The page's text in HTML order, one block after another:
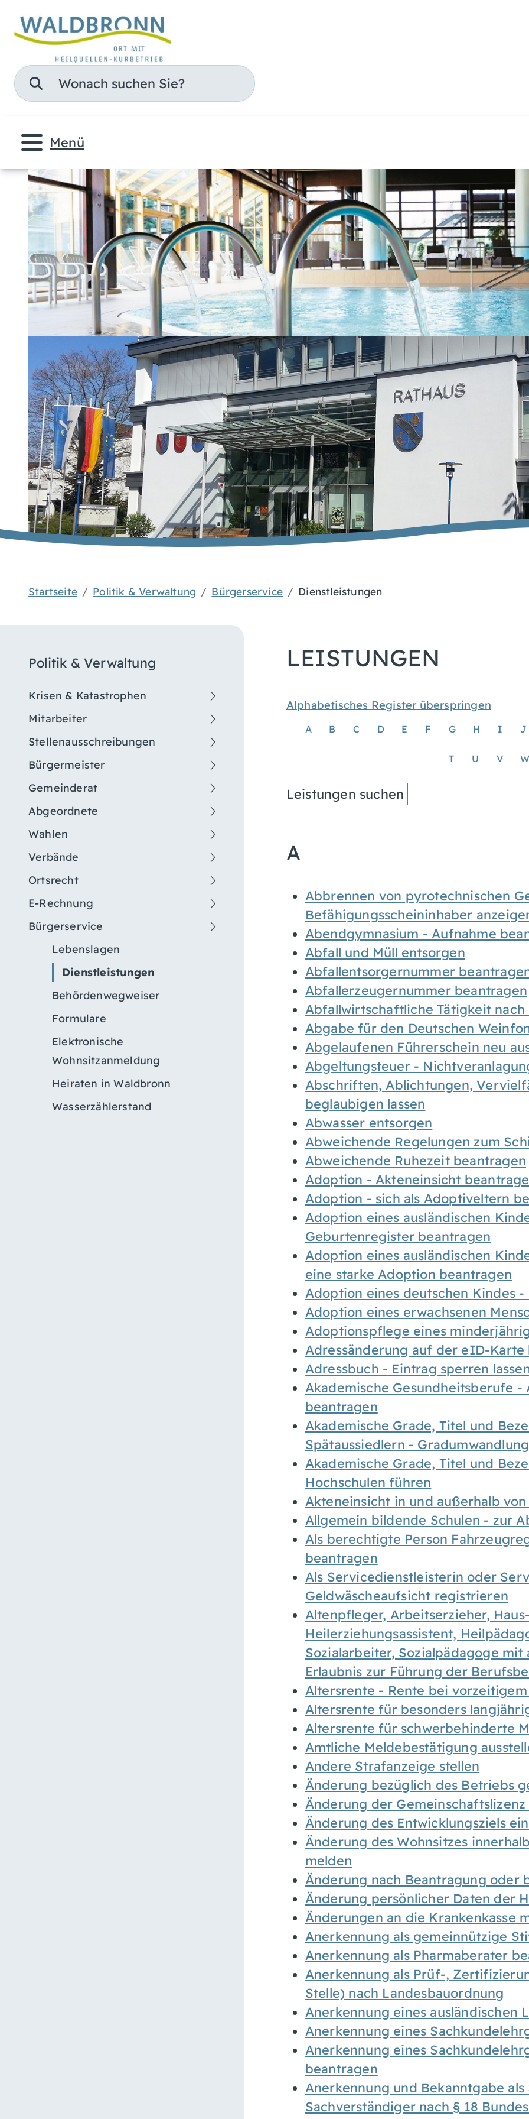
Suche
Menü
Startseite Politik & Verwaltung Bürgerservice Dienstleistungen
Politik & Verwaltung
Krisen & Katastrophen
Mitarbeiter
Stellenausschreibungen
Bürgermeister
Gemeinderat
Abgeordnete
Wahlen
Verbände
Ortsrecht
E-Rechnung
Bürgerservice
Lebenslagen
Dienstleistungen
Behördenwegweiser
Formulare
Elektronische
Wohnsitzanmeldung
Heiraten in Waldbronn
Wasserzählerstand
LEISTUNGEN
Alphabetisches Register überspringen
A B C D E F G H I J
T U V W
Leistungen suchen
A
Abbrennen von pyrotechnischen
Befähigungsscheininhaber
Abendgymnasium - Aufnahme
Abfall und Müll entsorgen
Abfallentsorgernummer
Abfallerzeugernummer beantragen
Abfallwirtschaftliche Tätigkeit
Abgabe für den Deutschen
Abgelaufenen Führerschein neu
Abgeltungsteuer -
Abschriften, Ablichtungen,
beglaubigen lassen
Abwasser entsorgen
Abweichende Regelungen zum
Abweichende Ruhezeit beantragen
Adoption - Akteneinsicht
Adoption - sich als Adoptiveltern
Adoption eines ausländischen
Geburtenregister beantragen
Adoption eines ausländischen
eine starke Adoption beantragen
Adoption eines deutschen Kindes
Adoption eines erwachsenen
Adoptionspflege eines
Adressänderung auf der eID-Karte
Adressbuch - Eintrag sperren
Akademische Gesundheitsberufe
beantragen
Akademische Grade, Titel und
Spätaussiedlern -
Akademische Grade, Titel und
Hochschulen führen
Akteneinsicht in und außerhalb
Allgemein bildende Schulen - zur
Als berechtigte Person
beantragen
Als Servicedienstleisterin oder
Geldwäscheaufsicht registrieren
Altenpfleger, Arbeitserzieher,
Heilerziehungsassistent,
Sozialarbeiter, Sozialpädagoge
Erlaubnis zur Führung der
Altersrente - Rente bei
Altersrente für besonders
Altersrente für schwerbehinderte
Amtliche Meldebestätigung
Andere Strafanzeige stellen
Änderung bezüglich des Betriebs
Änderung der
Änderung des Entwicklungsziels
Änderung des Wohnsitzes
melden
Änderung nach Beantragung oder
Änderung persönlicher Daten der
Änderungen an die Krankenkasse
Anerkennung als gemeinnützige
Anerkennung als Pharmaberater
Anerkennung als Prüf-,
Stelle) nach Landesbauordnung
Anerkennung eines ausländischen
Anerkennung eines
Anerkennung eines
beantragen
Anerkennung und Bekanntgabe
Sachverständiger nach § 18